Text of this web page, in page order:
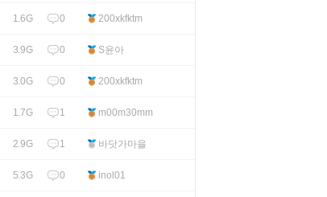
1.6G 0 200xkfktm
3.9G 0 S윤아
3.0G 0 200xkfktm
1.7G 1 m00m30mm
2.9G 1 바닷가마을
5.3G 0 inol01